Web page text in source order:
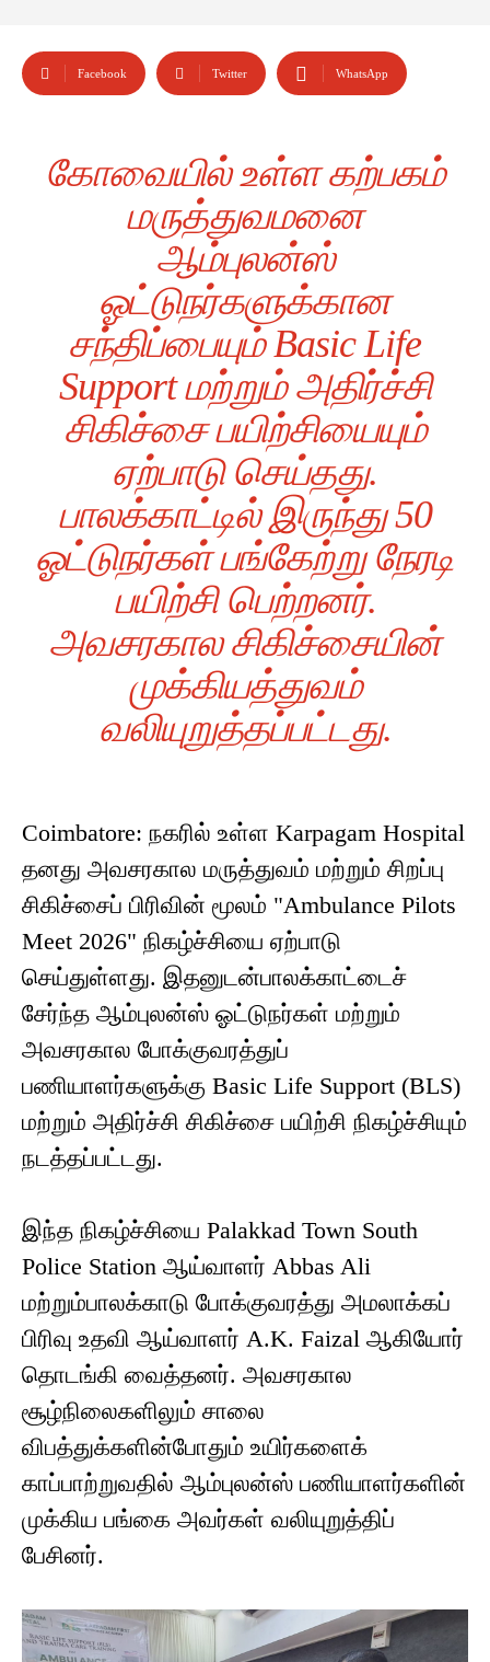
Facebook Twitter WhatsApp
கோவையில் உள்ள கற்பகம்
மருத்துவமனை
ஆம்புலன்ஸ்
ஓட்டுநர்களுக்கான
சந்திப்பையும் Basic Life
Support மற்றும் அதிர்ச்சி
சிகிச்சை பயிற்சியையும்
ஏற்பாடு செய்தது.
பாலக்காட்டில் இருந்து 50
ஓட்டுநர்கள் பங்கேற்று நேரடி
பயிற்சி பெற்றனர்.
அவசரகால சிகிச்சையின்
முக்கியத்துவம்
வலியுறுத்தப்பட்டது.
Coimbatore: நகரில் உள்ள Karpagam Hospital
தனது அவசரகால மருத்துவம் மற்றும் சிறப்பு
சிகிச்சைப் பிரிவின் மூலம் "Ambulance Pilots
Meet 2026" நிகழ்ச்சியை ஏற்பாடு
செய்துள்ளது. இதனுடன்பாலக்காட்டைச்
சேர்ந்த ஆம்புலன்ஸ் ஓட்டுநர்கள் மற்றும்
அவசரகால போக்குவரத்துப்
பணியாளர்களுக்கு Basic Life Support (BLS)
மற்றும் அதிர்ச்சி சிகிச்சை பயிற்சி நிகழ்ச்சியும்
நடத்தப்பட்டது.
இந்த நிகழ்ச்சியை Palakkad Town South
Police Station ஆய்வாளர் Abbas Ali
மற்றும்பாலக்காடு போக்குவரத்து அமலாக்கப்
பிரிவு உதவி ஆய்வாளர் A.K. Faizal ஆகியோர்
தொடங்கி வைத்தனர். அவசரகால
சூழ்நிலைகளிலும் சாலை
விபத்துக்களின்போதும் உயிர்களைக்
காப்பாற்றுவதில் ஆம்புலன்ஸ் பணியாளர்களின்
முக்கிய பங்கை அவர்கள் வலியுறுத்திப்
பேசினர்.